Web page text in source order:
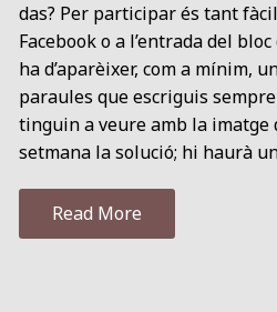
das? Per participar és tant
Facebook o a l’entrada del
ha d’aparèixer, com a mínim,
paraules que escriguis
tinguin a veure amb la imatge
setmana la solució; hi haurà
Read More